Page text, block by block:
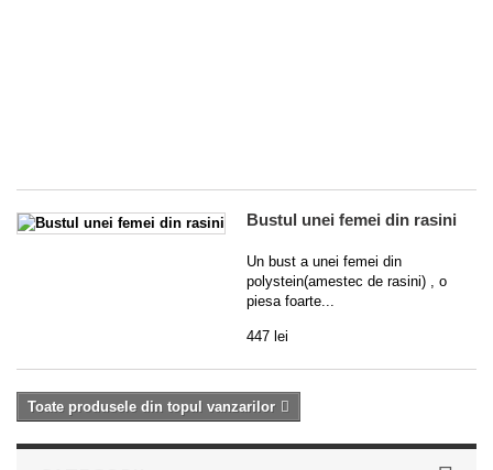
Bustul unei femei din rasini
Un bust a unei femei din
polystein(amestec de rasini) , o
piesa foarte...
447 lei
Toate produsele din topul vanzarilor